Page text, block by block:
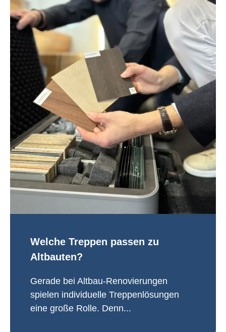
Welche Treppen passen zu
Altbauten?
Gerade bei Altbau-Renovierungen
spielen individuelle Treppenlösungen
eine große Rolle. Denn...